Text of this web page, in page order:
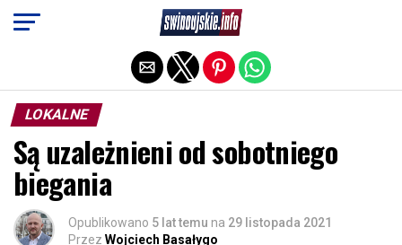
LOKALNE
Są uzależnieni od sobotniego
biegania
Opublikowano 5 lat temu na 29 listopada 2021
Przez Wojciech Basałygo
Exit mobile version